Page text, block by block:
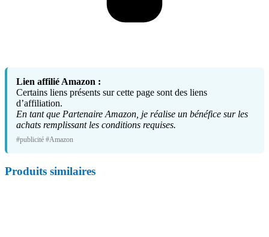
Lien affilié Amazon :
Certains liens présents sur cette page sont des liens
d’affiliation.
En tant que Partenaire Amazon, je réalise un bénéfice sur les
achats remplissant les conditions requises.
#publicité #Amazon
Produits similaires